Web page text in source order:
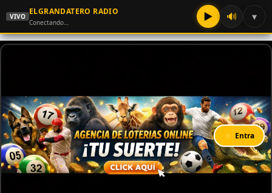
VIVO
ELGRANDATERO RADIO
Conectando… ▶ 🔊 ▾
⚡ Entra